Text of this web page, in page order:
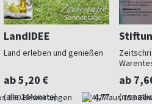
LandIDEE
Land erleben und genießen
ab 5,20 €
(alle 2 Monate) 4,77
ab